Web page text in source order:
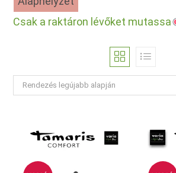
Csak a raktáron lévőket mutassa
Rendezés legújabb alapján